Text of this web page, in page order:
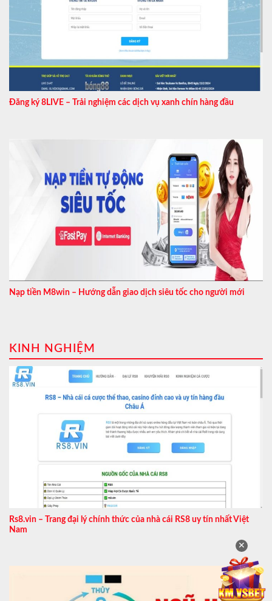
Đăng ký 8LIVE – Trải nghiệm các dịch vụ xanh chín hàng đầu
Nạp tiền M8win – Hướng dẫn giao dịch siêu tốc cho người mới
KINH NGHIỆM
Rs8.vin – Trang đại lý chính thức của nhà cái RS8 uy tín nhất Việt
Nam
✕